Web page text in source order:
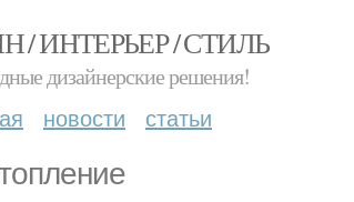
/ ИНТЕРЬЕР / СТИЛЬ
дизайнерские решения!
новости статьи